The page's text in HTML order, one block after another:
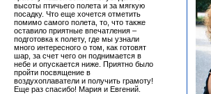
высоты птичьего полета и за мягкую
посадку. Что еще хочется отметить
помимо самого полета, то, что также
оставило приятные впечатления –
подготовка к полету, где мы узнали
много интересного о том, как готовят
шар, за счет чего он поднимается в
небе и опускается ниже. Приятно было
пройти посвящение в
воздухоплаватели и получить грамоту!
Еще раз спасибо! Мария и Евгений.